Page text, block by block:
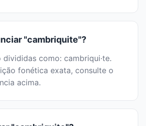
"cambriquite"?
divididas como: cambriqui·te.
fonética exata, consulte o
acima.